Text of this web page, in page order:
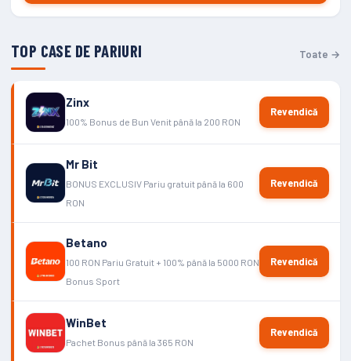
TOP CASE DE PARIURI Toate →
Zinx
100% Bonus de Bun Venit până la 200 RON
Revendică
Mr Bit
BONUS EXCLUSIV Pariu gratuit până la 600
RON
Revendică
Betano
100 RON Pariu Gratuit + 100% până la 5000 RON
Bonus Sport
Revendică
WinBet
Pachet Bonus până la 365 RON
Revendică